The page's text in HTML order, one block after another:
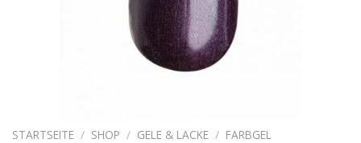
STARTSEITE / SHOP / GELE & LACKE / FARBGEL